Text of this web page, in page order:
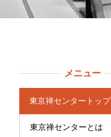
メニュー
東京禅センタートップ
東京禅センターとは